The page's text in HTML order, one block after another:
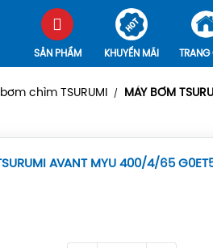
SẢN PHẨM KHUYẾN MÃI TRANG
chìm TSURUMI / MÁY BƠM
AVANT MYU 400/4/65